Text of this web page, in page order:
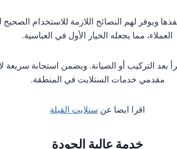
ويوفر لهم النصائح اللازمة للاستخدام
العملاء، مما يجعله الخيار الأول في العباسية.
التركيب أو الصيانة. ويضمن استجابة سريعة
مقدمي خدمات الستلايت في المنطقة.
اقرا ايضا عنستلايت القبلة
خدمة عالية الجودة